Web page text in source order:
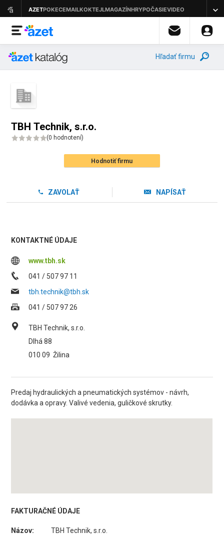
Hľadať firmu
TBH Technik, s.r.o.
(0 hodnotení)
Hodnotiť firmu
ZAVOLAŤ NAPÍSAŤ
KONTAKTNÉ ÚDAJE
www.tbh.sk
041 / 507 97 11
tbh.technik@tbh.sk
041 / 507 97 26
TBH Technik, s.r.o.
Dlhá 88
010 09 Žilina
Predaj hydraulických a pneumatických systémov - návrh,
dodávka a opravy. Valivé vedenia, guličkové skrutky.
FAKTURAČNÉ ÚDAJE
Názov:
TBH Technik, s.r.o.